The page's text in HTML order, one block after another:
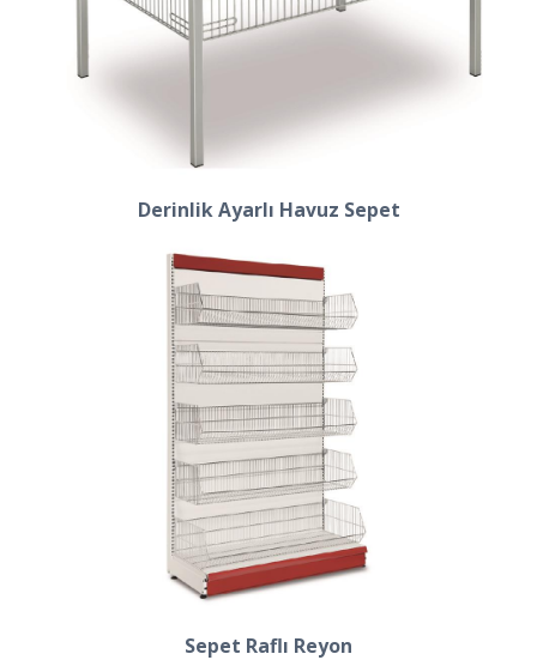
Derinlik Ayarlı Havuz Sepet
Sepet Raflı Reyon